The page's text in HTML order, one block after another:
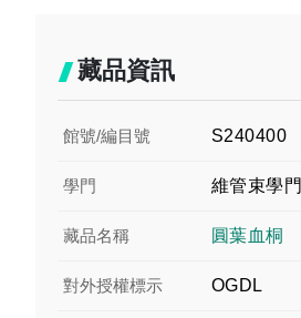
藏品資訊
館號/編目號 S240400
學門 維管束學門
藏品名稱 圓葉血桐
對外授權標示 OGDL